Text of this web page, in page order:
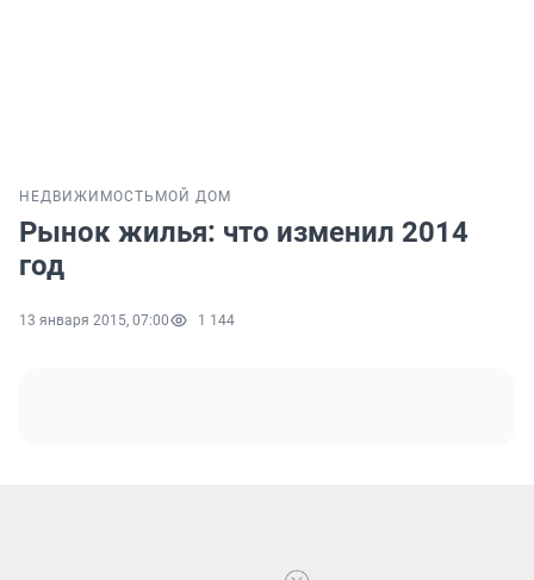
НЕДВИЖИМОСТЬ МОЙ ДОМ
Рынок жилья: что изменил 2014
год
13 января 2015, 07:00 1 144